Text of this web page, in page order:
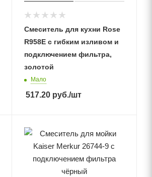
Смеситель для кухни Rose
R958E с гибким изливом и
подключением фильтра,
золотой
Мало
517.20руб./шт